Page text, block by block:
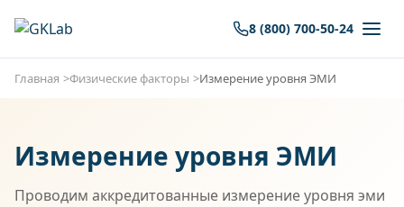
8 (800) 700-50-24
Главная Физические факторы Измерение уровня ЭМИ
Измерение уровня ЭМИ
Проводим аккредитованные измерение уровня эми